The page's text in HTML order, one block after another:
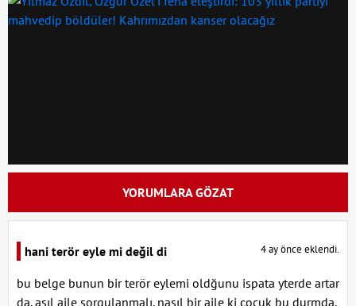
YORUMLARA GÖZAT
hani terör eyle mi değil di 4 ay önce eklendi.
bu belge bunun bir terör eylemi oldğunu ispata yterde artar
da. asıl aile sorgulanmalı. nasıl bir aile ki çocuk bu durmda.